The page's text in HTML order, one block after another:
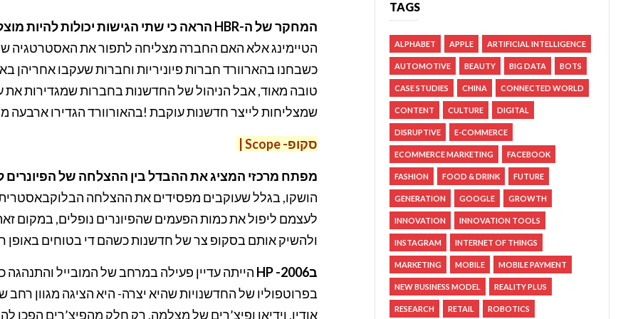
המחקר של ה-HBR הראה כי שתי הגישות יכולות להיות מוצלחות
הטיימינג אלא האם החברה מצליחה לתפור את האסטרטגיה
כשבחנו בהארוורד חברות פיוניריות וחברות שעקבו אחריהן
טובה מאוד, אבל הניהול של החדשנות בחברות שמגדירות את
שמצליחות לייצר חדשנות עוקבת !בהאורוורד הגדירו
סקופ- Sc ope |
מפתח מרכזי המציג את ההבדל בין ההצלחה של הפיונרים
הושקו, בגלל שעוקבים מפסידים את ההצלחה
לעצמם ליפול את כמות הפעמים שהפיונרים נופלים, במקום
ולהשיק אותם בסקופ צר של חדשנות כשהם די בטוחים באופן
ב2006- HP
הייתה עדיין פעילה במרחב של המובייל
בפרוטפוליו של החדשנויות שהיא יצרה- היא הציגה מגוון רחב
אודיו, וידיאו ופיצ’רים של מצלמה. רק חלק מהפיצ’רים הפכו
TAGS
ALPHABET APPLE ARTIFICIAL INTELLIGENCE
AUTOMOTIVE BEAUTY BIG DATA BOTS
CASE STUDIES CHINA CONNECTED WORLD
CONTENT CULTURE DIGITAL
DISRUPTIVE E-COMMERCE
ECOMMERCE MARKETING FACEBOOK
FASHION FOOD & DRINK FUTURE
GENERATION GOOGLE GROWTH
INNOVATION INNOVATION TOOLS
INSTAGRAM INTERNET OF THINGS
MARKETING MOBILE MOBILE PAYMENT
NEW BUSINESS MODEL REALITY PLUS
RESEARCH RETAIL ROBOTICS